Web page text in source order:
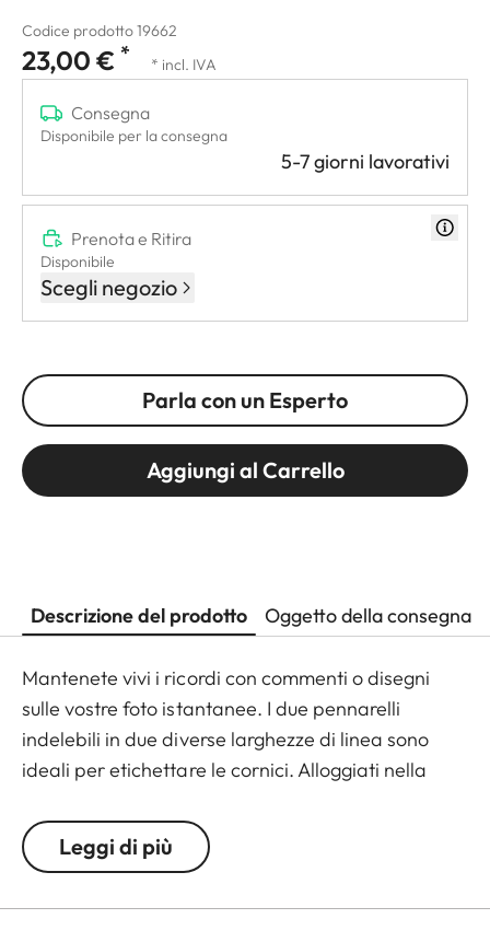
Codice prodotto 19662
23,00 € * * incl. IVA
Consegna
Disponibile per la consegna
5-7 giorni lavorativi
Prenota e Ritira
Disponibile
Scegli negozio
Parla con un Esperto
Aggiungi al Carrello
Descrizione del prodotto Oggetto della consegna
Mantenete vivi i ricordi con commenti o disegni
sulle vostre foto istantanee. I due pennarelli
indelebili in due diverse larghezze di linea sono
ideali per etichettare le cornici. Alloggiati nella
sono sempre a portata di mano e conservati in
modo sicuro.
Leggi di più